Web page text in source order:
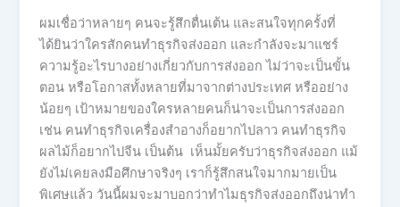
ผมเชื่อว่าหลายๆ คนจะรู้สึกตื่นเต้น และสนใจทุกครั้งที่
ได้ยินว่าใครสักคนทำธุรกิจส่งออก และกำลังจะมาแชร์
ความรู้อะไรบางอย่างเกี่ยวกับการส่งออก ไม่ว่าจะเป็นขั้น
ตอน หรือโอกาสทั้งหลายที่มาจากต่างประเทศ หรืออย่าง
น้อยๆ เป้าหมายของใครหลายคนก็น่าจะเป็นการส่งออก
เช่น คนทำธุรกิจเครื่องสำอางก็อยากไปลาว คนทำธุรกิจ
ผลไม้ก็อยากไปจีน เป็นต้น เห็นมั้ยครับว่าธุรกิจส่งออก แม้
ยังไม่เคยลงมือศึกษาจริงๆ เราก็รู้สึกสนใจมากมายเป็น
พิเศษแล้ว วันนี้ผมจะมาบอกว่าทำไมธุรกิจส่งออกถึงน่าทำ